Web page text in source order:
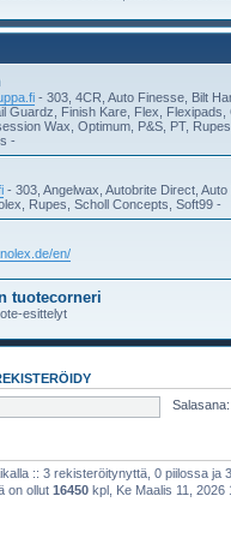
- 303, 4CR, Auto Finesse, Bilt
Guardz, Finish Kare, Flex,
Wax, Optimum, P&S, PT,
-
- 303, Angelwax, Autobrite Direct,
Rupes, Scholl Concepts, Soft99 -
en/
tuotecorneri
esittelyt
Salasana:
:: 3 rekisteröitynyttä, 0 piilossa ja
on ollut 16450 kpl, Ke Maalis 11, 2026